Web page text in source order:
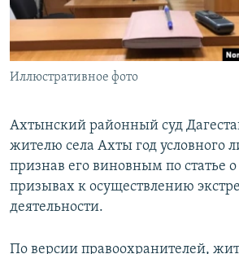
СОЦИАЛЬНЫЕ СЕТИ
Все сайты РСЕ/РС
Иллюстративное фото
Ахтынский районный суд
жителю села Ахты год условного
признав его виновным по статье
призывах к осуществлению
деятельности.
По версии правоохранителей,